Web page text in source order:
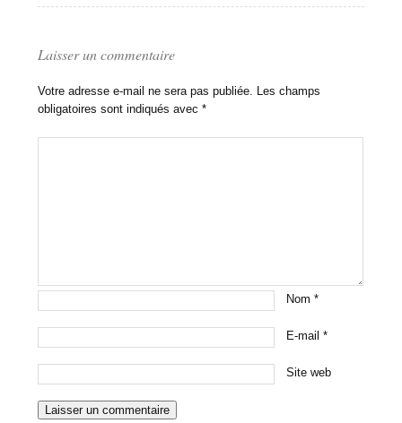
Laisser un commentaire
Votre adresse e-mail ne sera pas publiée. Les champs
obligatoires sont indiqués avec*
Nom*
E-mail*
Site web